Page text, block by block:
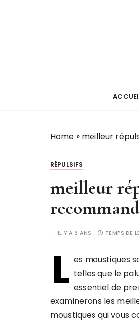
Stop
Home » meilleur
RÉPULSIFS
meilleur
IL Y'A 3 ANS TEMPS DE
L es moustiques
telles que le
essentiel de
examinerons les
moustiques qui vous